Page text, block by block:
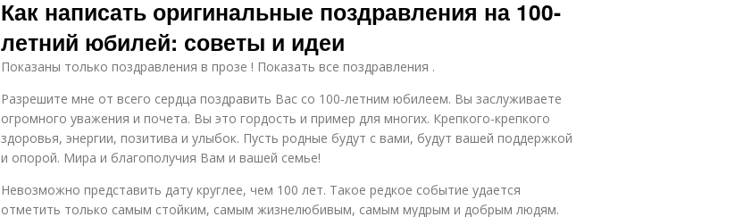
Как написать оригинальные поздравления на 100-
летний юбилей: советы и идеи
Показаны только поздравления в прозе ! Показать все поздравления .
Разрешите мне от всего сердца поздравить Вас со 100-летним юбилеем. Вы заслуживаете
огромного уважения и почета. Вы это гордость и пример для многих. Крепкого-крепкого
здоровья, энергии, позитива и улыбок. Пусть родные будут с вами, будут вашей поддержкой
и опорой. Мира и благополучия Вам и вашей семье!
Невозможно представить дату круглее, чем 100 лет. Такое редкое событие удается
отметить только самым стойким, самым жизнелюбивым, самым мудрым и добрым людям.